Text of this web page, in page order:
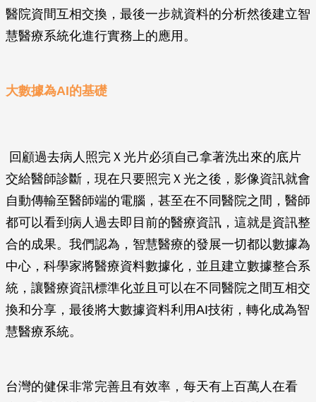
醫院資間互相交換，最後一步就資料的分析然後建立智
慧醫療系統化進行實務上的應用。
大數據為AI的基礎
回顧過去病人照完Ｘ光片必須自己拿著洗出來的底片
交給醫師診斷，現在只要照完Ｘ光之後，影像資訊就會
自動傳輸至醫師端的電腦，甚至在不同醫院之間，醫師
都可以看到病人過去即目前的醫療資訊，這就是資訊整
合的成果。我們認為，智慧醫療的發展一切都以數據為
中心，科學家將醫療資料數據化，並且建立數據整合系
統，讓醫療資訊標準化並且可以在不同醫院之間互相交
換和分享，最後將大數據資料利用AI技術，轉化成為智
慧醫療系統。
台灣的健保非常完善且有效率，每天有上百萬人在看